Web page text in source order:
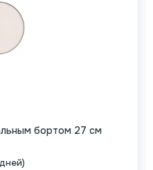
бортом 27 см